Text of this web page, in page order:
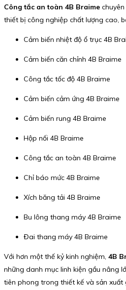
Công tắc an toàn 4B Braime
thiết bị công nghiệp chất lượng cao,
Cảm biến nhiệt độ ổ trục 4B
Cảm biến căn chỉnh 4B Braime
Công tắc tốc độ 4B Braime
Cảm biến cảm ứng 4B Braime
Cảm biến rung 4B Braime
Hộp nối 4B Braime
Công tắc an toàn 4B Braime
Chỉ báo mức 4B Braime
Xích băng tải 4B Braime
Bu lông thang máy 4B Braime
Đai thang máy 4B Braime
Với hơn một thế kỷ kinh nghiệm, 4B
những danh mục linh kiện gầu nâng
tiên phong trong thiết kế và sản